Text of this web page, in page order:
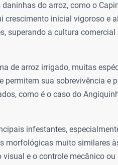
do arroz, como o
crescimento inicial vigoroso e
superando a cultura
de arroz irrigado, muitas
sua sobrevivência e
como é o caso do
infestantes,
morfológicas muito similares
e o controle mecânico ou